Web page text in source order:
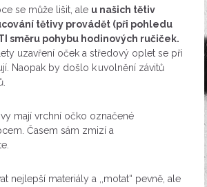
se může lišit, ale u našich tětiv
tětivy provádět (při pohledu
směru pohybu hodinových ručiček.
uzavření oček a středový oplet se při
Naopak by došlo k uvolnění závitů
mají vrchní očko označené
Časem sám zmizí a
nejlepší materiály a ,,motat“ pevně, ale